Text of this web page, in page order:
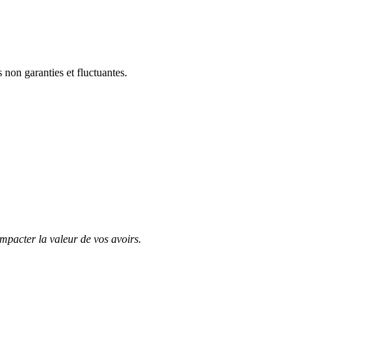
garanties et fluctuantes.
la valeur de vos avoirs.